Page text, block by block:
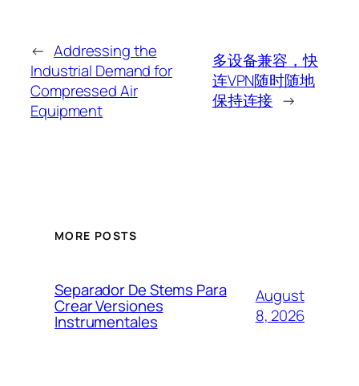
← Addressing the
Industrial Demand for
Compressed Air
Equipment
多设备兼容，快
连VPN随时随地
保持连接 →
MORE POSTS
Separador De Stems Para
Crear Versiones
Instrumentales
August
8, 2026